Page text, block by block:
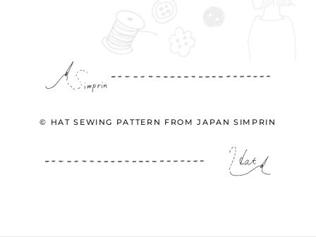
© HAT SEWING PATTERN FROM JAPAN SIMPRIN